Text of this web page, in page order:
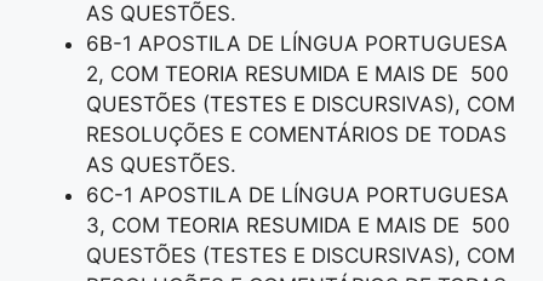
AS QUESTÕES.
6B-1 APOSTILA DE LÍNGUA PORTUGUESA
2, COM TEORIA RESUMIDA E MAIS DE 500
QUESTÕES (TESTES E DISCURSIVAS), COM
RESOLUÇÕES E COMENTÁRIOS DE TODAS
AS QUESTÕES.
6C-1 APOSTILA DE LÍNGUA PORTUGUESA
3, COM TEORIA RESUMIDA E MAIS DE 500
QUESTÕES (TESTES E DISCURSIVAS), COM